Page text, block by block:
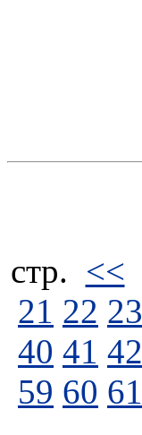
стp. <<
21 22 23
40 41 42
59 60 61